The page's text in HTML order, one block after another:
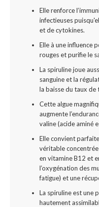
Elle renforce
infectieuses
et de cytokines.
Elle à une influence
rouges et purifie le
La spiruline joue
sanguine et la
la baisse du taux de
Cette algue
augmente
valine (acide aminé
Elle convient
véritable concentrée
en vitamine B12 et
l’oxygénation des
fatigue) et une
La spiruline est une
hautement